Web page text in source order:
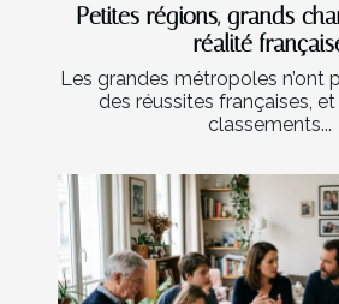
Petites régions, grands
réalité
Les grandes métropoles n’ont
des réussites françaises,
classements...